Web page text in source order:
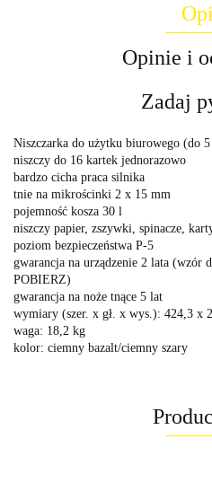
Opinie i
Zadaj
Niszczarka do użytku biurowego (do 5
niszczy do 16 kartek jednorazowo
bardzo cicha praca silnika
tnie na mikrościnki 2 x 15 mm
pojemność kosza 30 l
niszczy papier, zszywki, spinacze,
poziom bezpieczeństwa P-5
gwarancja na urządzenie 2 lata (wzór
POBIERZ)
gwarancja na noże tnące 5 lat
wymiary (szer. x gł. x wys.): 424,3 x
waga: 18,2 kg
kolor: ciemny bazalt/ciemny szary